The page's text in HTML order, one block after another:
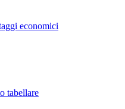
economici
tabellare